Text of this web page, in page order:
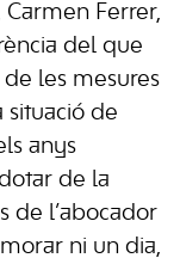
Carmen Ferrer,
del que
de les mesures
situació de
anys
de la
de l’abocador
ni un dia,